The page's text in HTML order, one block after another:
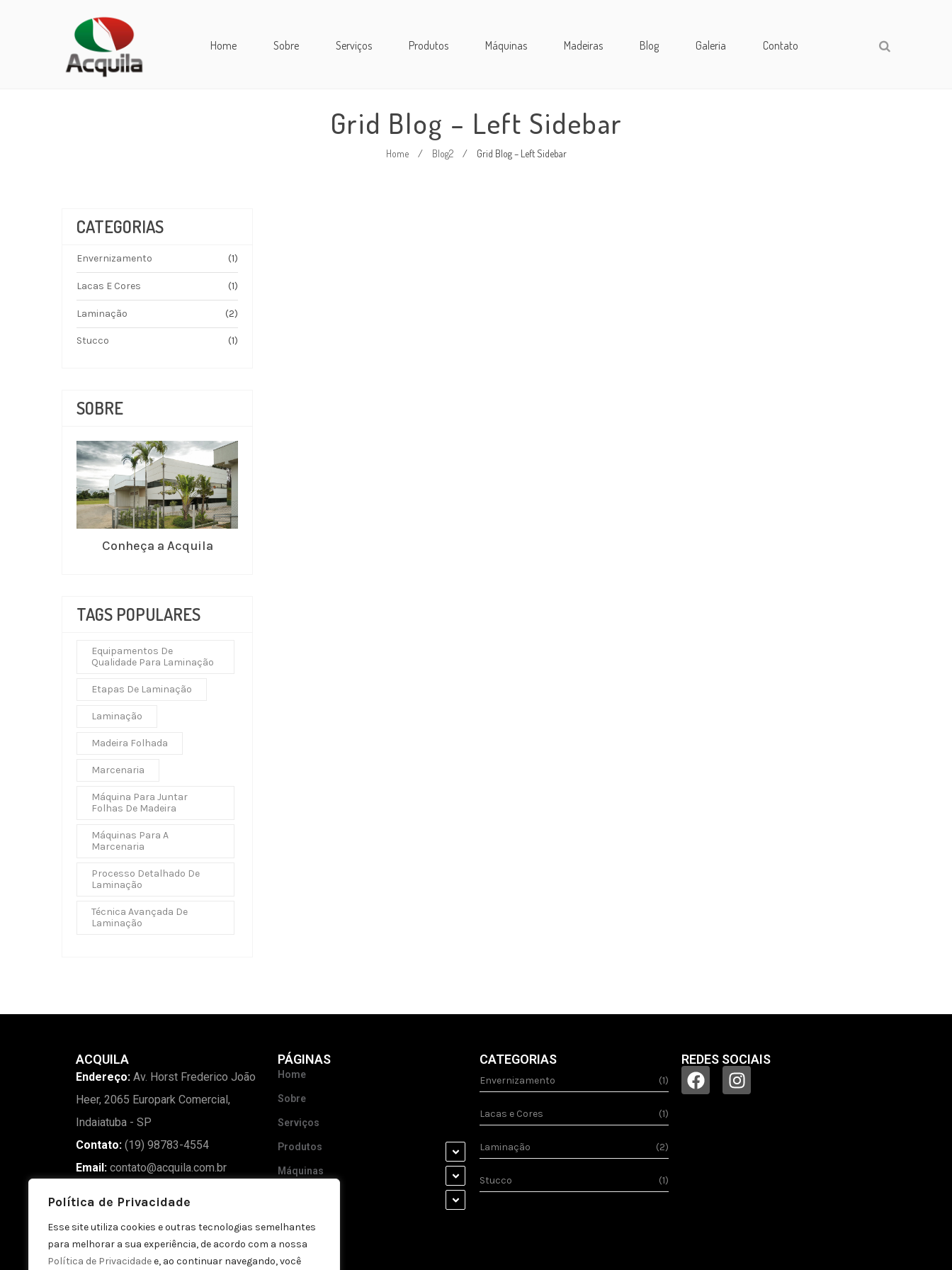
Política de Privacidade
Esse site utiliza cookies e outras tecnologias semelhantes
para melhorar a sua experiência, de acordo com a nossa
Política de Privacidadee, ao continuar navegando, você
Home Sobre Serviços Produtos Máquinas Madeiras Blog Galeria Contato
Grid Blog – Left Sidebar
Home / Blog2 / Grid Blog – Left Sidebar
CATEGORIAS
Envernizamento (1)
Lacas E Cores (1)
Laminação (2)
Stucco (1)
SOBRE
Conheça a Acquila
TAGS POPULARES
Equipamentos De
Qualidade Para Laminação
Etapas De Laminação
Laminação
Madeira Folhada
Marcenaria
Máquina Para Juntar
Folhas De Madeira
Máquinas Para A
Marcenaria
Processo Detalhado De
Laminação
Técnica Avançada De
Laminação
ACQUILA
Endereço: Av. Horst Frederico João
Heer, 2065 Europark Comercial,
Indaiatuba - SP
Contato: (19) 98783-4554
Email: contato@acquila.com.br
PÁGINAS
Home
Sobre
Serviços
Produtos
Máquinas
Galeria
Contato
CATEGORIAS
Envernizamento (1)
Lacas e Cores (1)
Laminação (2)
Stucco (1)
REDES SOCIAIS